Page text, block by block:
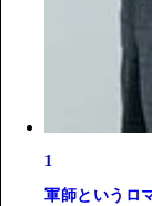
1
軍師というロ